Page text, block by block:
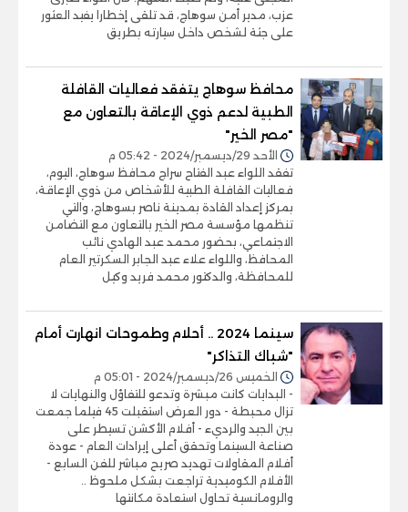
عزب، مدير أمن سوهاج، قد تلقى إخطارا يفيد العثور
على جثة لشخص داخل سيارته بطريق
محافظ سوهاج يتفقد فعاليات القافلة
الطبية لدعم ذوي الإعاقة بالتعاون مع
"مصر الخير"
الأحد 29/ديسمبر/2024 - 05:42 م
تفقد اللواء عبد الفتاح سراج محافظ سوهاج، اليوم،
فعاليات القافلة الطبية للأشخاص من ذوي الإعاقة،
بمركز إعداد القادة بمدينة ناصر بسوهاج، والتي
تنظمها مؤسسة مصر الخير بالتعاون مع التضامن
الاجتماعي، بحضور محمد عبد الهادي نائب
المحافظ، واللواء علاء عبد الجابر السكرتير العام
للمحافظة، والدكتور محمد فريد وكيل
سينما 2024 .. أحلام وطموحات انهارت أمام
"شباك التذاكر"
الخميس 26/ديسمبر/2024 - 05:01 م
- البدايات كانت مبشرة وتدعو للتفاؤل والنهايات لا
تزال محبطة - دور العرض استقبلت 45 فيلما جمعت
بين الجيد والرديء - أفلام الأكشن تسيطر على
صناعة السينما وتحقق أعلى إيرادات العام - عودة
أفلام المقاولات تهديد صريح مباشر للفن السابع -
الأفلام الكوميدية تراجعت بشكل ملحوظ ..
والرومانسية تحاول استعادة مكانتها